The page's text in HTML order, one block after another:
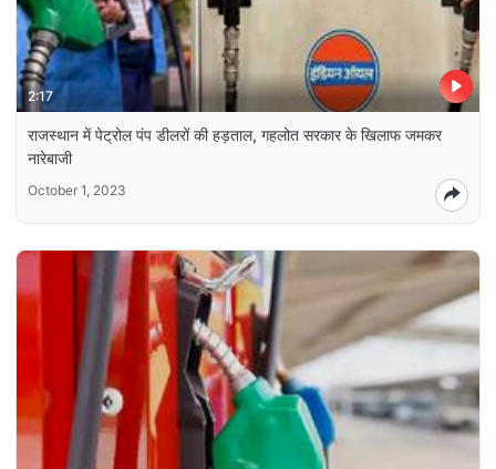
2:17
राजस्थान में पेट्रोल पंप डीलरों की हड़ताल, गहलोत सरकार के खिलाफ जमकर
नारेबाजी
October 1, 2023